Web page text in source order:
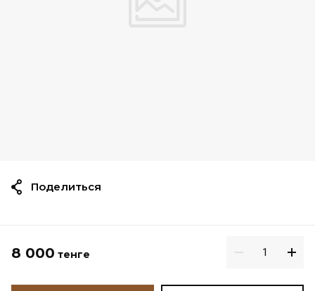
8 000 тенге
Поделиться